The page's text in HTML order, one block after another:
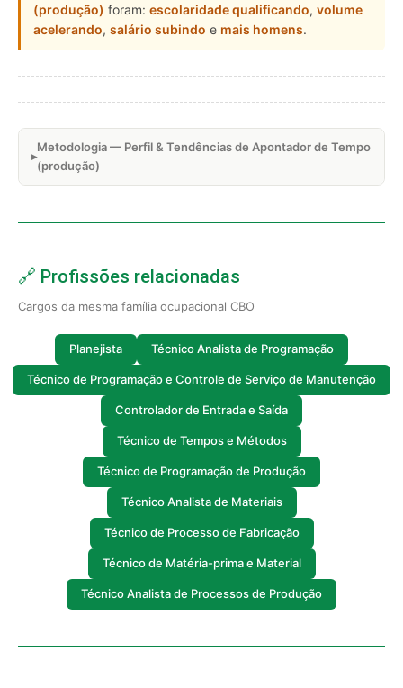
(produção) foram: escolaridade qualificando, volume
acelerando, salário subindo e mais homens.
Metodologia — Perfil & Tendências de Apontador de Tempo
(produção)
🔗 Profissões relacionadas
Cargos da mesma família ocupacional CBO
Planejista Técnico Analista de Programação
Técnico de Programação e Controle de Serviço de Manutenção
Controlador de Entrada e Saída
Técnico de Tempos e Métodos
Técnico de Programação de Produção
Técnico Analista de Materiais
Técnico de Processo de Fabricação
Técnico de Matéria-prima e Material
Técnico Analista de Processos de Produção